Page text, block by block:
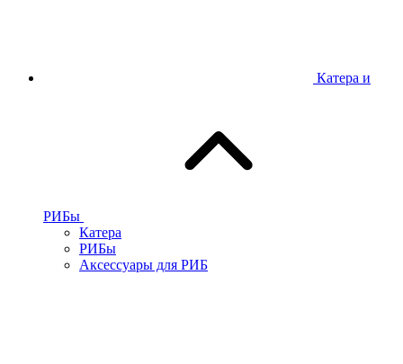
Катера и
РИБы
Катера
РИБы
Аксессуары для РИБ